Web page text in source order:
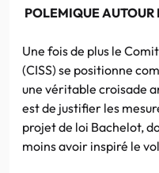
POLEMIQUE AUTOUR
Une fois de plus le
(CISS) se positionne
une véritable croisade
est de justifier les
projet de loi Bachelot,
moins avoir inspiré le